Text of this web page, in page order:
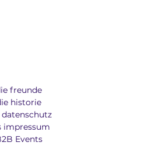
freunde
historie
datenschutz
impressum
Events